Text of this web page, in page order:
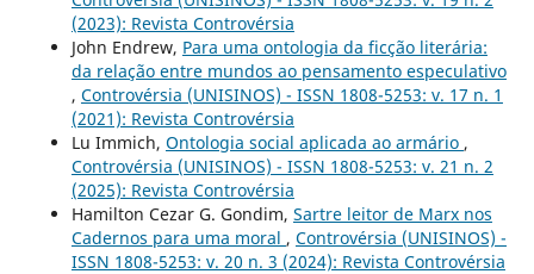
(2023): Revista Controvérsia
John Endrew, Para uma ontologia da ficção literária:
da relação entre mundos ao pensamento especulativo
, Controvérsia (UNISINOS) - ISSN 1808-5253: v. 17 n. 1
(2021): Revista Controvérsia
Lu Immich, Ontologia social aplicada ao armário ,
Controvérsia (UNISINOS) - ISSN 1808-5253: v. 21 n. 2
(2025): Revista Controvérsia
Hamilton Cezar G. Gondim, Sartre leitor de Marx nos
Cadernos para uma moral , Controvérsia (UNISINOS) -
ISSN 1808-5253: v. 20 n. 3 (2024): Revista Controvérsia